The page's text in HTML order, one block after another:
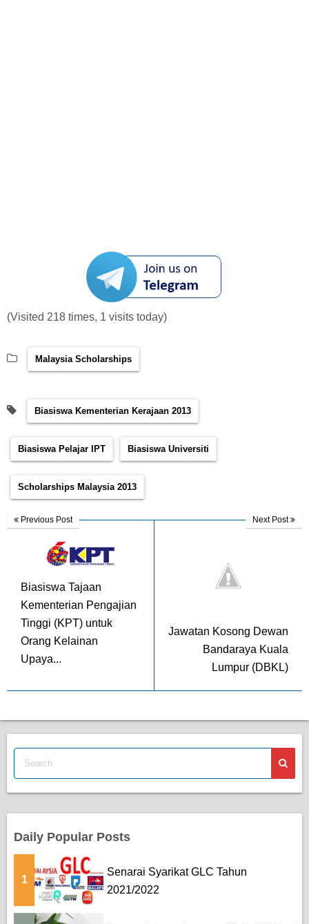
(Visited 218 times, 1 visits today)
Malaysia Scholarships
Biasiswa Kementerian Kerajaan 2013
Biasiswa Pelajar IPT Biasiswa Universiti
Scholarships Malaysia 2013
Previous Post
Biasiswa Tajaan
Kementerian Pengajian
Tinggi (KPT) untuk
Orang Kelainan
Upaya...
Next Post
Jawatan Kosong Dewan
Bandaraya Kuala
Lumpur (DBKL)
Daily Popular Posts
1
Senarai Syarikat GLC Tahun
2021/2022